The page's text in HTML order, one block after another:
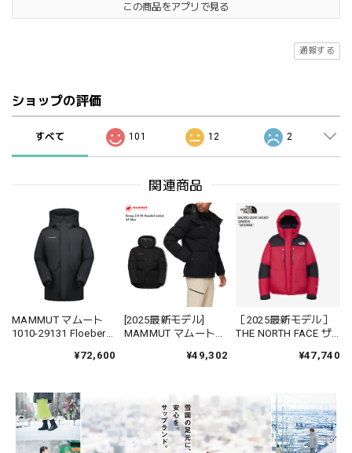
この商品をアプリで見る
通報する
ショップの評価
すべて 101 12 2
関連商品
MAMMUT マムート
1010-29131 Floeberg
Coat AF Men メンズ
¥72,600
[2025最新モデル]
MAMMUT マムート
2.0 インサレーション
¥49,302
［2025最新モデル］
THE NORTH FACE ザ
ND92551 バルトロラ
Baltro Light 定番
¥47,740